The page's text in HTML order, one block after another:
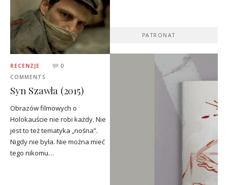
RECENZJE
0
COMMENTS
Syn Szawła (2015)
Obrazów filmowych o
Holokauście nie robi każdy. Nie
jest to też tematyka „nośna”.
Nigdy nie była. Nie można mieć
tego nikomu…
PATRONAT